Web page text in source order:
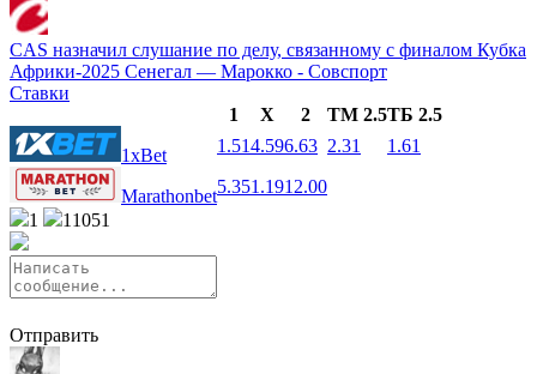
CAS назначил слушание по делу, связанному с финалом Кубка
Африки‑2025 Сенегал — Марокко - Совспорт
Ставки
1
X 2 ТМ 2.5ТБ 2.5
1xBet
1.514.596.63 2.31 1.61
Marathonbet5.351.1912.00
1
11051
Отправить